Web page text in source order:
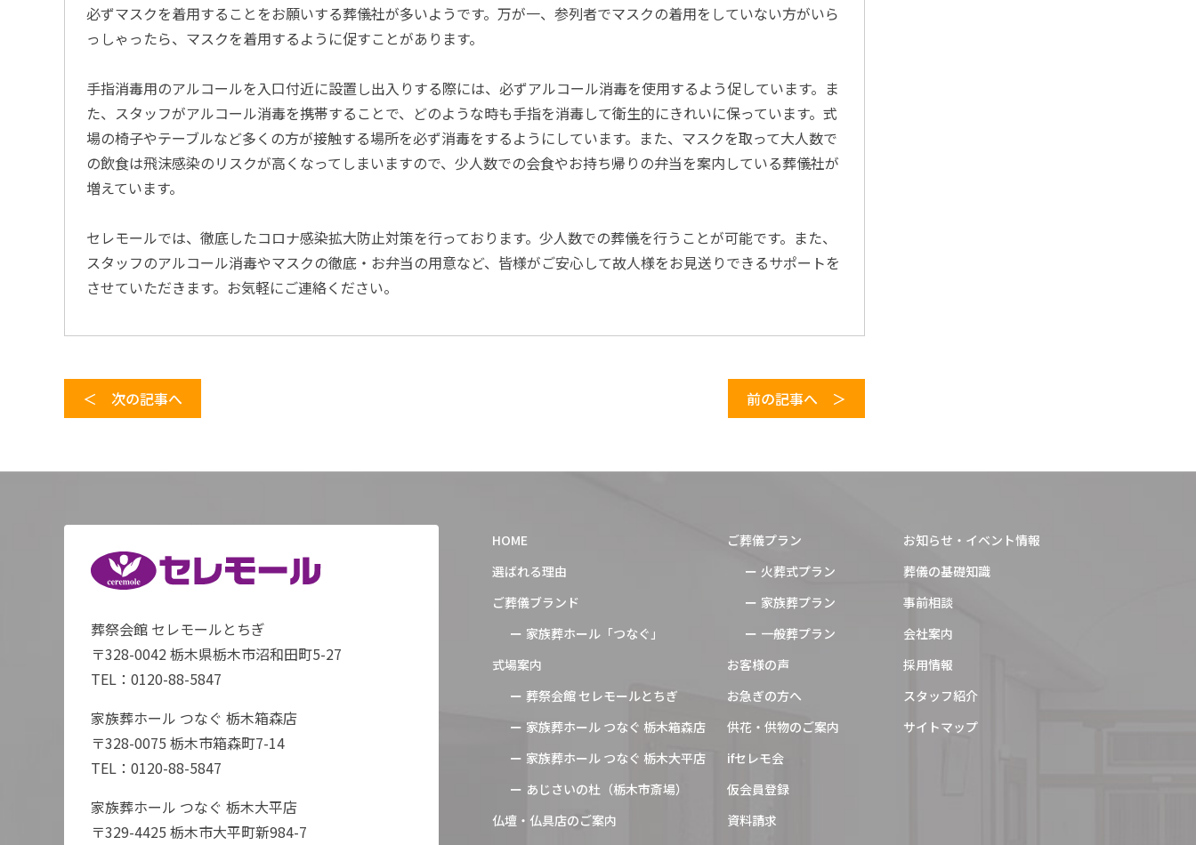
必ずマスクを着用することをお願いする葬儀社が多いようです。万が一、参列者でマスクの着用をしていない方がいら
っしゃったら、マスクを着用するように促すことがあります。
手指消毒用のアルコールを入口付近に設置し出入りする際には、必ずアルコール消毒を使用するよう促しています。ま
た、スタッフがアルコール消毒を携帯することで、どのような時も手指を消毒して衛生的にきれいに保っています。式
場の椅子やテーブルなど多くの方が接触する場所を必ず消毒をするようにしています。また、マスクを取って大人数で
の飲食は飛沫感染のリスクが高くなってしまいますので、少人数での会食やお持ち帰りの弁当を案内している葬儀社が
増えています。
セレモールでは、徹底したコロナ感染拡大防止対策を行っております。少人数での葬儀を行うことが可能です。また、
スタッフのアルコール消毒やマスクの徹底・お弁当の用意など、皆様がご安心して故人様をお見送りできるサポートを
させていただきます。お気軽にご連絡ください。
＜ 次の記事へ 前の記事へ ＞
2023年11月
2023年10月
2023年9月
2023年8月
2023年7月
葬祭会館 セレモールとちぎ
〒328-0042 栃木県栃木市沼和田町5-27
TEL： 0120-88-5847
家族葬ホール つなぐ 栃木箱森店
〒328-0075 栃木市箱森町7-14
TEL： 0120-88-5847
家族葬ホール つなぐ 栃木大平店
〒329-4425 栃木市大平町新984-7
HOME
選ばれる理由
ご葬儀ブランド
家族葬ホール「つなぐ」
式場案内
葬祭会館 セレモールとちぎ
家族葬ホール つなぐ 栃木箱森店
家族葬ホール つなぐ 栃木大平店
あじさいの杜（栃木市斎場）
仏壇・仏具店のご案内
ご葬儀プラン
火葬式プラン
家族葬プラン
一般葬プラン
お客様の声
お急ぎの方へ
供花・供物のご案内
ifセレモ会
仮会員登録
資料請求
お知らせ・イベント情報
葬儀の基礎知識
事前相談
会社案内
採用情報
スタッフ紹介
サイトマップ